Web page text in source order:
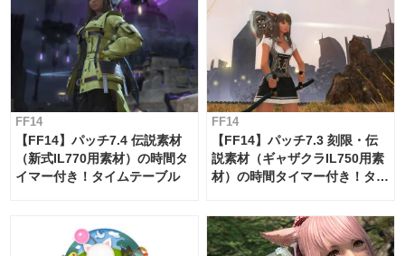
FF14
【FF14】パッチ7.4 伝説素材
（新式IL770用素材）の時間タ
イマー付き！タイムテーブル
FF14
【FF14】パッチ7.3 刻限・伝
説素材（ギャザクラIL750用素
材）の時間タイマー付き！タイ